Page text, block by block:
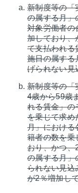
新制度等の「
の属する月」
対象労働者の
加しており、
て支払われる
施日の属する
げられない見
新制度等の「
4歳から59歳
れる賃金」の
を乗じて求め
月」における
籍者の数を乗
おり、かつ、
の属する月」
られない見込
が2％増加し